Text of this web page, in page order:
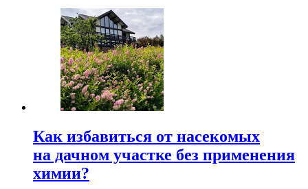
Как избавиться от насекомых
на дачном участке без применения
химии?